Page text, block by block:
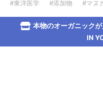
#東洋医学
#添加物 #マヌ
本物のオーガニック
IN